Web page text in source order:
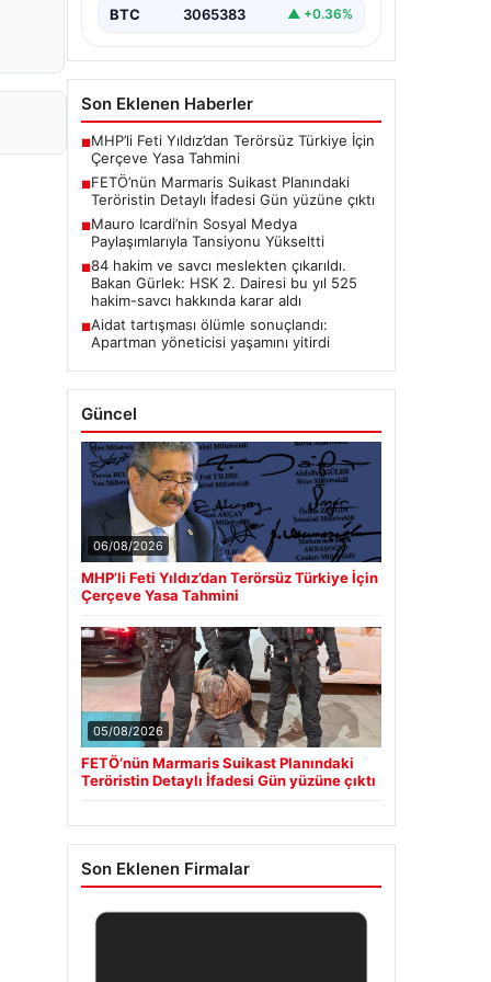
BTC 3065383 ▲ +0.36%
Son Eklenen Haberler
■MHP’li Feti Yıldız’dan Terörsüz Türkiye İçin
Çerçeve Yasa Tahmini
■FETÖ’nün Marmaris Suikast Planındaki
Teröristin Detaylı İfadesi Gün yüzüne çıktı
■Mauro Icardi’nin Sosyal Medya
Paylaşımlarıyla Tansiyonu Yükseltti
■84 hakim ve savcı meslekten çıkarıldı.
Bakan Gürlek: HSK 2. Dairesi bu yıl 525
hakim-savcı hakkında karar aldı
■Aidat tartışması ölümle sonuçlandı:
Apartman yöneticisi yaşamını yitirdi
Güncel
06/08/2026
MHP’li Feti Yıldız’dan Terörsüz Türkiye İçin
Çerçeve Yasa Tahmini
05/08/2026
FETÖ’nün Marmaris Suikast Planındaki
Teröristin Detaylı İfadesi Gün yüzüne çıktı
Son Eklenen Firmalar